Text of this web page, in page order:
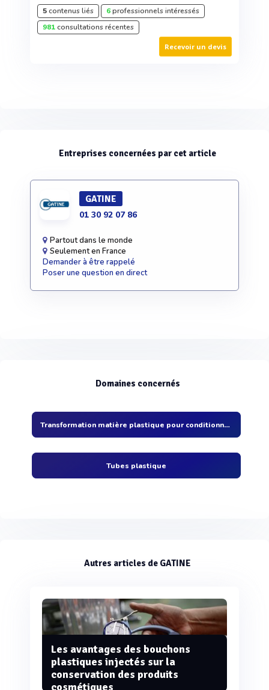
5contenus liés 6professionnels intéressés
981consultations récentes
Recevoir un devis
Entreprises concernées par cet article
GATINE
01 30 92 07 86
Partout dans le monde
Seulement en France
Demander à être rappelé
Poser une question en direct
Domaines concernés
Transformation matière plastique pour conditionnement
Tubes plastique
Autres articles de GATINE
Les avantages des bouchons
plastiques injectés sur la
conservation des produits
cosmétiques